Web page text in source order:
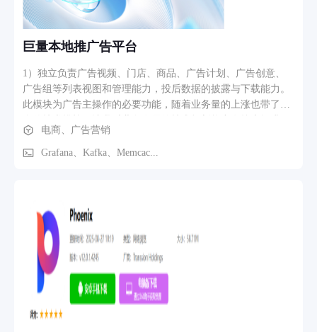
线上线下， 虚实结合的社区治理工作新体系和新机制。实现基
层社会治理水平、政务服务能力、人民群众幸福感的明显提
础的区、街办、社区的 三级服务体系； 实现区、街办、社区
的统一维护管理， 规范社区服务管理业务体系， 对于宣传社
区的工作动态、提升社区的服务能力、提高社区的管理效率、
提高服务 政府决策和社区服务体系发展的能力、为榆林智慧城
市的发展奠定基础， 实现智慧 社区的产业联盟。 本次建设目
标是： 以区级为中心， 从业务管理、公共服务、数据资源体
系、应用 支撑体系等方面， 提升智慧社区平台的服务能力。
统管理”等应用支撑模块。 2.软件功能、核心功能模块介绍 智
慧社区建设主要包括居民服务子系统、网格员工作子系统、管
理子系统、大屏指挥调度子系统。 居民服务子系统： 居民服
务子系统主要包括社区服务、政务服务、生活服务、资 讯服务
等模块。
巨量本地推广告平台
1）独立负责广告视频、门店、商品、广告计划、广告创意、
广告组等列表视图和管理能力，投后数据的披露与下载能力。
此模块为广告主操作的必要功能，随着业务量的上涨也带了很
以下技术难点的攻克让我获得了部门的问题解决之星奖项。 技
术难点1：接入影响计划状态计算的触发源，通过设立单独集
192ms）。 技术难点2：将视频id存储方式从redis存储 -> redis
缓存+es存储（接口p99 1.2s）-> bcache缓存+mongodb存储（接
口p99 600ms）；使用两个date作分片键切换，全量数据天级别
按35k qps导入，增量数据实时双写入，支持视频量级4.5亿。
技术难点3：多门店计划在打包侧下发离用户最近门店时，提
供40w qps接口服务，采用两级本地缓存+分布式缓存+异步修
改+预缓存的设计，同时下沉经纬度过滤逻辑到接口中，将接
口延时控制在20ms内。 技术难点4：列表视图存在接口慢和数
电商、广告营销
Grafana、Kafka、Memcac...